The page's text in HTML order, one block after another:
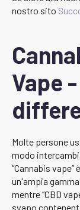
nostro sito
Vape
Molte persone
modo
“Cannabis
un'ampia
mentre “CBD
svapo